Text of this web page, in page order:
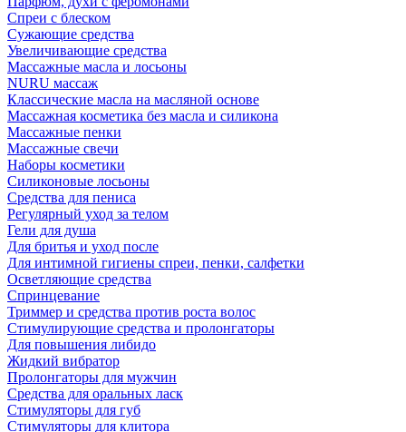
Спреи с блеском
Сужающие средства
Увеличивающие средства
Массажные масла и лосьоны
NURU массаж
Классические масла на масляной основе
Массажная косметика без масла и силикона
Массажные пенки
Массажные свечи
Наборы косметики
Силиконовые лосьоны
Средства для пениса
Регулярный уход за телом
Гели для душа
Для бритья и уход после
Для интимной гигиены спреи, пенки, салфетки
Осветляющие средства
Спринцевание
Триммер и средства против роста волос
Стимулирующие средства и пролонгаторы
Для повышения либидо
Жидкий вибратор
Пролонгаторы для мужчин
Средства для оральных ласк
Стимуляторы для губ
Стимуляторы для клитора